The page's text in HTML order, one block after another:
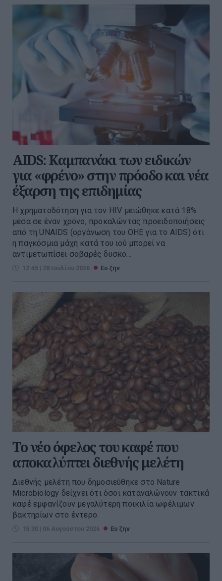
AIDS: Καμπανάκι των ειδικών
για «φρένο» στην πρόοδο και νέα
έξαρση της επιδημίας
Η χρηματοδότηση για τον HIV μειώθηκε κατά 18%
μέσα σε έναν χρόνο, προκαλώντας προειδοποιήσεις
από τη UNAIDS (οργάνωση του ΟΗΕ για το AIDS) ότι
η παγκόσμια μάχη κατά του ιού μπορεί να
αντιμετωπίσει σοβαρές δυσκο...
12:45 | 28 Ιουλίου 2026 Ευ ζην
Το νέο όφελος του καφέ που
αποκαλύπτει διεθνής μελέτη
Διεθνής μελέτη που δημοσιεύθηκε στο Nature
Microbiology δείχνει ότι όσοι καταναλώνουν τακτικά
καφέ εμφανίζουν μεγαλύτερη ποικιλία ωφέλιμων
βακτηρίων στο έντερο.
15:30 | 06 Αυγούστου 2026 Ευ ζην